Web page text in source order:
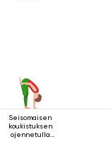
Seisomaisen
koukistuksen
ojennetulla